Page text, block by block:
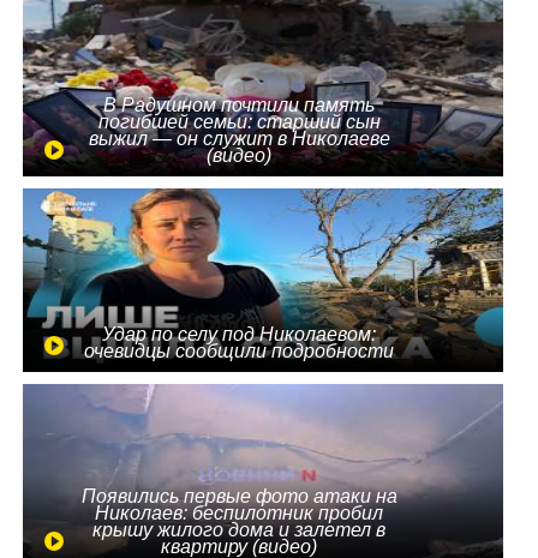
В Радушном почтили память
погибшей семьи: старший сын
выжил — он служит в Николаеве
(видео)
Удар по селу под Николаевом:
очевидцы сообщили подробности
Появились первые фото атаки на
Николаев: беспилотник пробил
крышу жилого дома и залетел в
квартиру (видео)